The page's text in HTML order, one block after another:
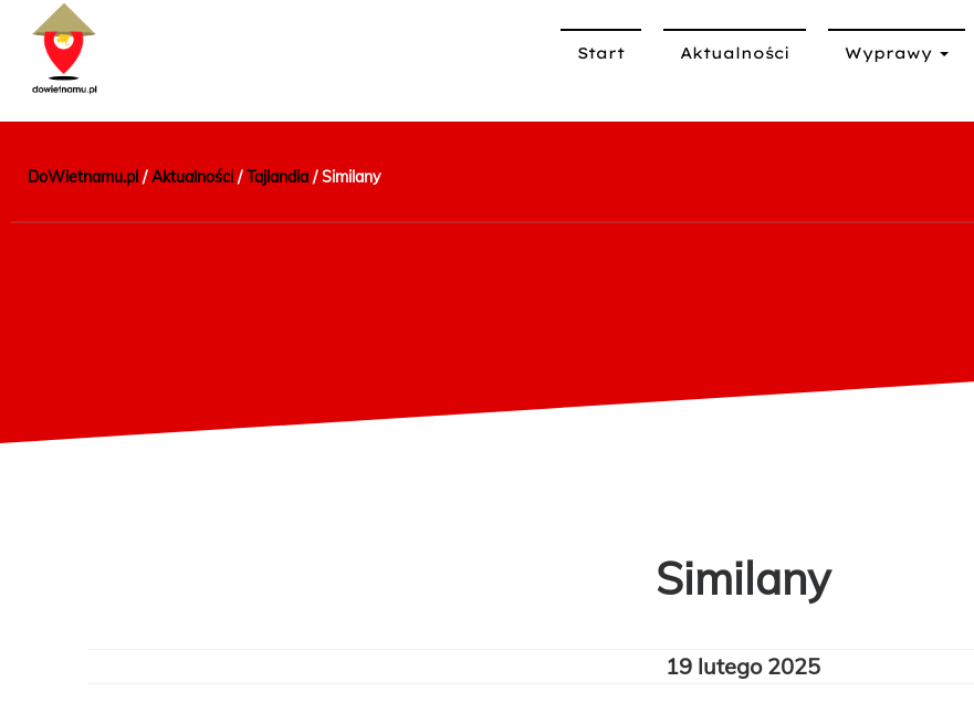
Start Aktualności Wyprawy
DoWietnamu.pl /Aktualności /Tajlandia /Similany
Similany
19 lutego 2025